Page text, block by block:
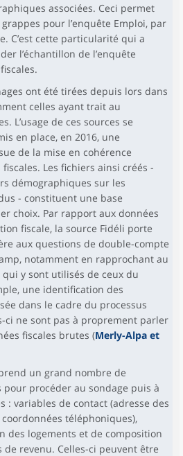
associées. Ceci permet
pour l’enquête Emploi, par
C’est cette particularité qui a
l’échantillon de l’enquête
ont été tirées depuis lors dans
celles ayant trait au
L’usage de ces sources se
en place, en 2016, une
de la mise en cohérence
Les fichiers ainsi créés -
démographiques sur les
- constituent une base
choix. Par rapport aux données
fiscale, la source Fidéli porte
aux questions de double-compte
notamment en rapprochant au
y sont utilisés de ceux du
une identification des
dans le cadre du processus
ci ne sont pas à proprement parler
fiscales brutes (Merly-Alpa et
un grand nombre de
procéder au sondage puis à
: variables de contact (adresse des
téléphoniques),
des logements et de composition
de revenu. Celles-ci peuvent être